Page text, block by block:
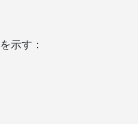
示す：